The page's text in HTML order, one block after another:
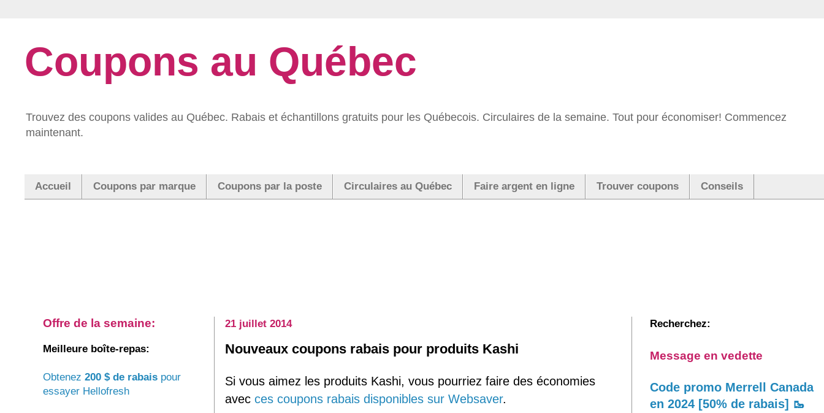
Coupons au Québec
Trouvez des coupons valides au Québec. Rabais et échantillons gratuits pour les Québecois. Circulaires de la semaine. Tout pour économiser! Commencez
maintenant.
Accueil Coupons par marque Coupons par la poste Circulaires au Québec Faire argent en ligne Trouver coupons Conseils
21 juillet 2014
Nouveaux coupons rabais pour produits Kashi
Si vous aimez les produits Kashi, vous pourriez faire des économies
avec ces coupons rabais disponibles sur Websaver.
Offre de la semaine:
Meilleure boîte-repas:
Obtenez 200 $ de rabais pour
essayer Hellofresh
Recherchez:
Message en vedette
Code promo Merrell Canada
en 2024 [50% de rabais] 🥾